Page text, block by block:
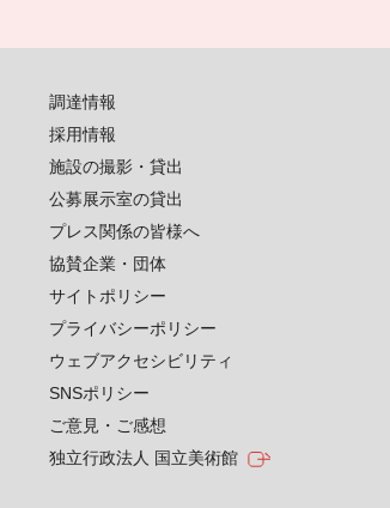
調達情報
採用情報
施設の撮影・貸出
公募展示室の貸出
プレス関係の皆様へ
協賛企業・団体
サイトポリシー
プライバシーポリシー
ウェブアクセシビリティ
SNSポリシー
ご意見・ご感想
独立行政法人 国立美術館